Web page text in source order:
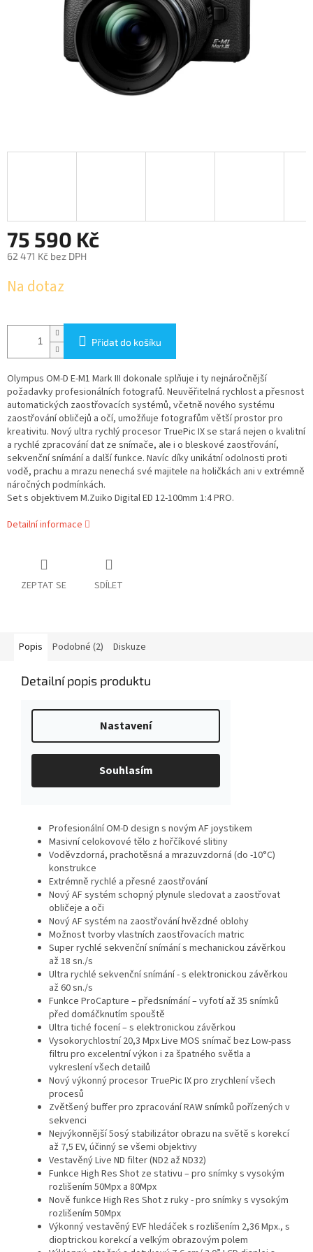
75 590 Kč
62 471 Kč bez DPH
cena:
Na dotaz
Přidat do košíku
Olympus OM-D E-M1 Mark III dokonale splňuje i ty nejnáročnější
požadavky profesionálních fotografů. Neuvěřitelná rychlost a přesnost
automatických zaostřovacích systémů, včetně nového systému
zaostřování obličejů a očí, umožňuje fotografům větší prostor pro
kreativitu. Nový ultra rychlý procesor TruePic IX se stará nejen o kvalitní
a rychlé zpracování dat ze snímače, ale i o bleskové zaostřování,
sekvenční snímání a další funkce. Navíc díky unikátní odolnosti proti
vodě, prachu a mrazu nenechá své majitele na holičkách ani v extrémně
náročných podmínkách.
Set s objektivem M.Zuiko Digital ED 12-100mm 1:4 PRO.
Detailní informace
ZEPTAT SE SDÍLET
Popis Podobné (2) Diskuze
Detailní popis produktu
Profesionální OM-D design s novým AF joystikem
Masivní celokovové tělo z hořčíkové slitiny
Voděvzdorná, prachotěsná a mrazuvzdorná (do -10°C)
konstrukce
Extrémně rychlé a přesné zaostřování
Nový AF systém schopný plynule sledovat a zaostřovat
obličeje a oči
Nový AF systém na zaostřování hvězdné oblohy
Možnost tvorby vlastních zaostřovacích matric
Super rychlé sekvenční snímání s mechanickou závěrkou
až 18 sn./s
Ultra rychlé sekvenční snímání - s elektronickou závěrkou
až 60 sn./s
Funkce ProCapture – předsnímání – vyfotí až 35 snímků
před domáčknutím spouště
Ultra tiché focení – s elektronickou závěrkou
Vysokorychlostní 20,3 Mpx Live MOS snímač bez Low-pass
filtru pro excelentní výkon i za špatného světla a
vykreslení všech detailů
Nový výkonný procesor TruePic IX pro zrychlení všech
procesů
Zvětšený buffer pro zpracování RAW snímků pořízených v
sekvenci
Nejvýkonnější 5osý stabilizátor obrazu na světě s korekcí
až 7,5 EV, účinný se všemi objektivy
Vestavěný Live ND filter (ND2 až ND32)
Funkce High Res Shot ze stativu – pro snímky s vysokým
rozlišením 50Mpx a 80Mpx
Nově funkce High Res Shot z ruky - pro snímky s vysokým
rozlišením 50Mpx
Výkonný vestavěný EVF hledáček s rozlišením 2,36 Mpx., s
dioptrickou korekcí a velkým obrazovým polem